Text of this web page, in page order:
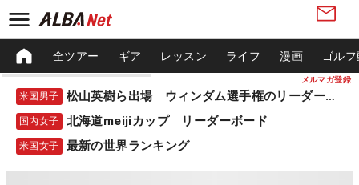
メルマガ登録
全ツアー ギア レッスン ライフ 漫画 ゴル
米国男子 松山英樹ら出場 ウィンダム選手権のリーダーボード
国内女子 北海道meijiカップ リーダーボード
米国女子 最新の世界ランキング